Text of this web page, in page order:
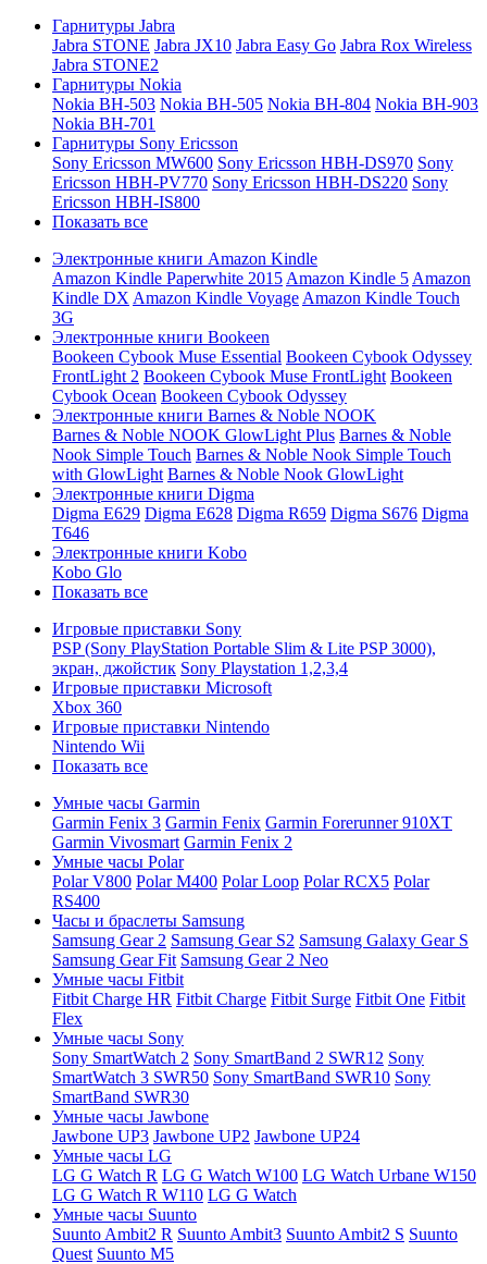
Гарнитуры Jabra
Jabra STONE Jabra JX10 Jabra Easy Go Jabra Rox Wireless
Jabra STONE2
Гарнитуры Nokia
Nokia BH-503 Nokia BH-505 Nokia BH-804 Nokia BH-903
Nokia BH-701
Гарнитуры Sony Ericsson
Sony Ericsson MW600 Sony Ericsson HBH-DS970 Sony
Ericsson HBH-PV770 Sony Ericsson HBH-DS220 Sony
Ericsson HBH-IS800
Показать все
Электронные книги Amazon Kindle
Amazon Kindle Paperwhite 2015 Amazon Kindle 5 Amazon
Kindle DX Amazon Kindle Voyage Amazon Kindle Touch
3G
Электронные книги Bookeen
Bookeen Cybook Muse Essential Bookeen Cybook Odyssey
FrontLight 2 Bookeen Cybook Muse FrontLight Bookeen
Cybook Ocean Bookeen Cybook Odyssey
Электронные книги Barnes & Noble NOOK
Barnes & Noble NOOK GlowLight Plus Barnes & Noble
Nook Simple Touch Barnes & Noble Nook Simple Touch
with GlowLight Barnes & Noble Nook GlowLight
Электронные книги Digma
Digma E629 Digma E628 Digma R659 Digma S676 Digma
T646
Электронные книги Kobo
Kobo Glo
Показать все
Игровые приставки Sony
PSP (Sony PlayStation Portable Slim & Lite PSP 3000),
экран, джойстик Sony Playstation 1,2,3,4
Игровые приставки Microsoft
Xbox 360
Игровые приставки Nintendo
Nintendo Wii
Показать все
Умные часы Garmin
Garmin Fenix 3 Garmin Fenix Garmin Forerunner 910XT
Garmin Vivosmart Garmin Fenix 2
Умные часы Polar
Polar V800 Polar M400 Polar Loop Polar RCX5 Polar
RS400
Часы и браслеты Samsung
Samsung Gear 2 Samsung Gear S2 Samsung Galaxy Gear S
Samsung Gear Fit Samsung Gear 2 Neo
Умные часы Fitbit
Fitbit Charge HR Fitbit Charge Fitbit Surge Fitbit One Fitbit
Flex
Умные часы Sony
Sony SmartWatch 2 Sony SmartBand 2 SWR12 Sony
SmartWatch 3 SWR50 Sony SmartBand SWR10 Sony
SmartBand SWR30
Умные часы Jawbone
Jawbone UP3 Jawbone UP2 Jawbone UP24
Умные часы LG
LG G Watch R LG G Watch W100 LG Watch Urbane W150
LG G Watch R W110 LG G Watch
Умные часы Suunto
Suunto Ambit2 R Suunto Ambit3 Suunto Ambit2 S Suunto
Quest Suunto M5